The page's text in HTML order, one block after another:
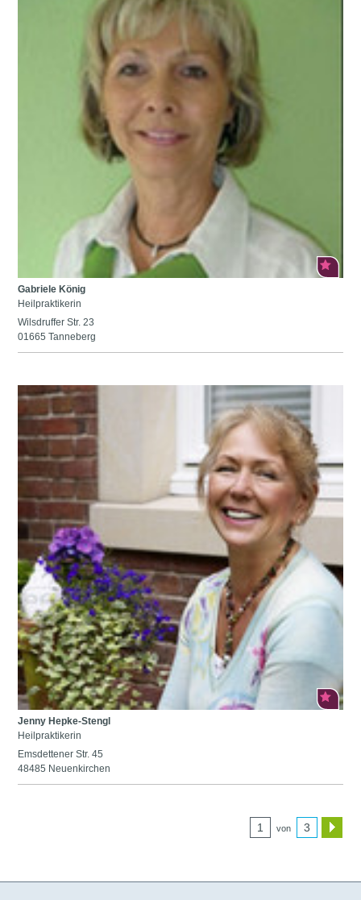
Gabriele König
Heilpraktikerin
Wilsdruffer Str. 23
01665 Tanneberg
Jenny Hepke-Stengl
Heilpraktikerin
Emsdettener Str. 45
48485 Neuenkirchen
1 von 3